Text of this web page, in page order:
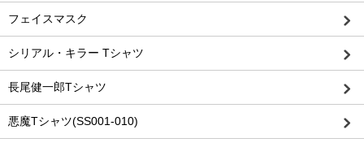
フェイスマスク
シリアル・キラー Tシャツ
長尾健一郎Tシャツ
悪魔Tシャツ(SS001-010)